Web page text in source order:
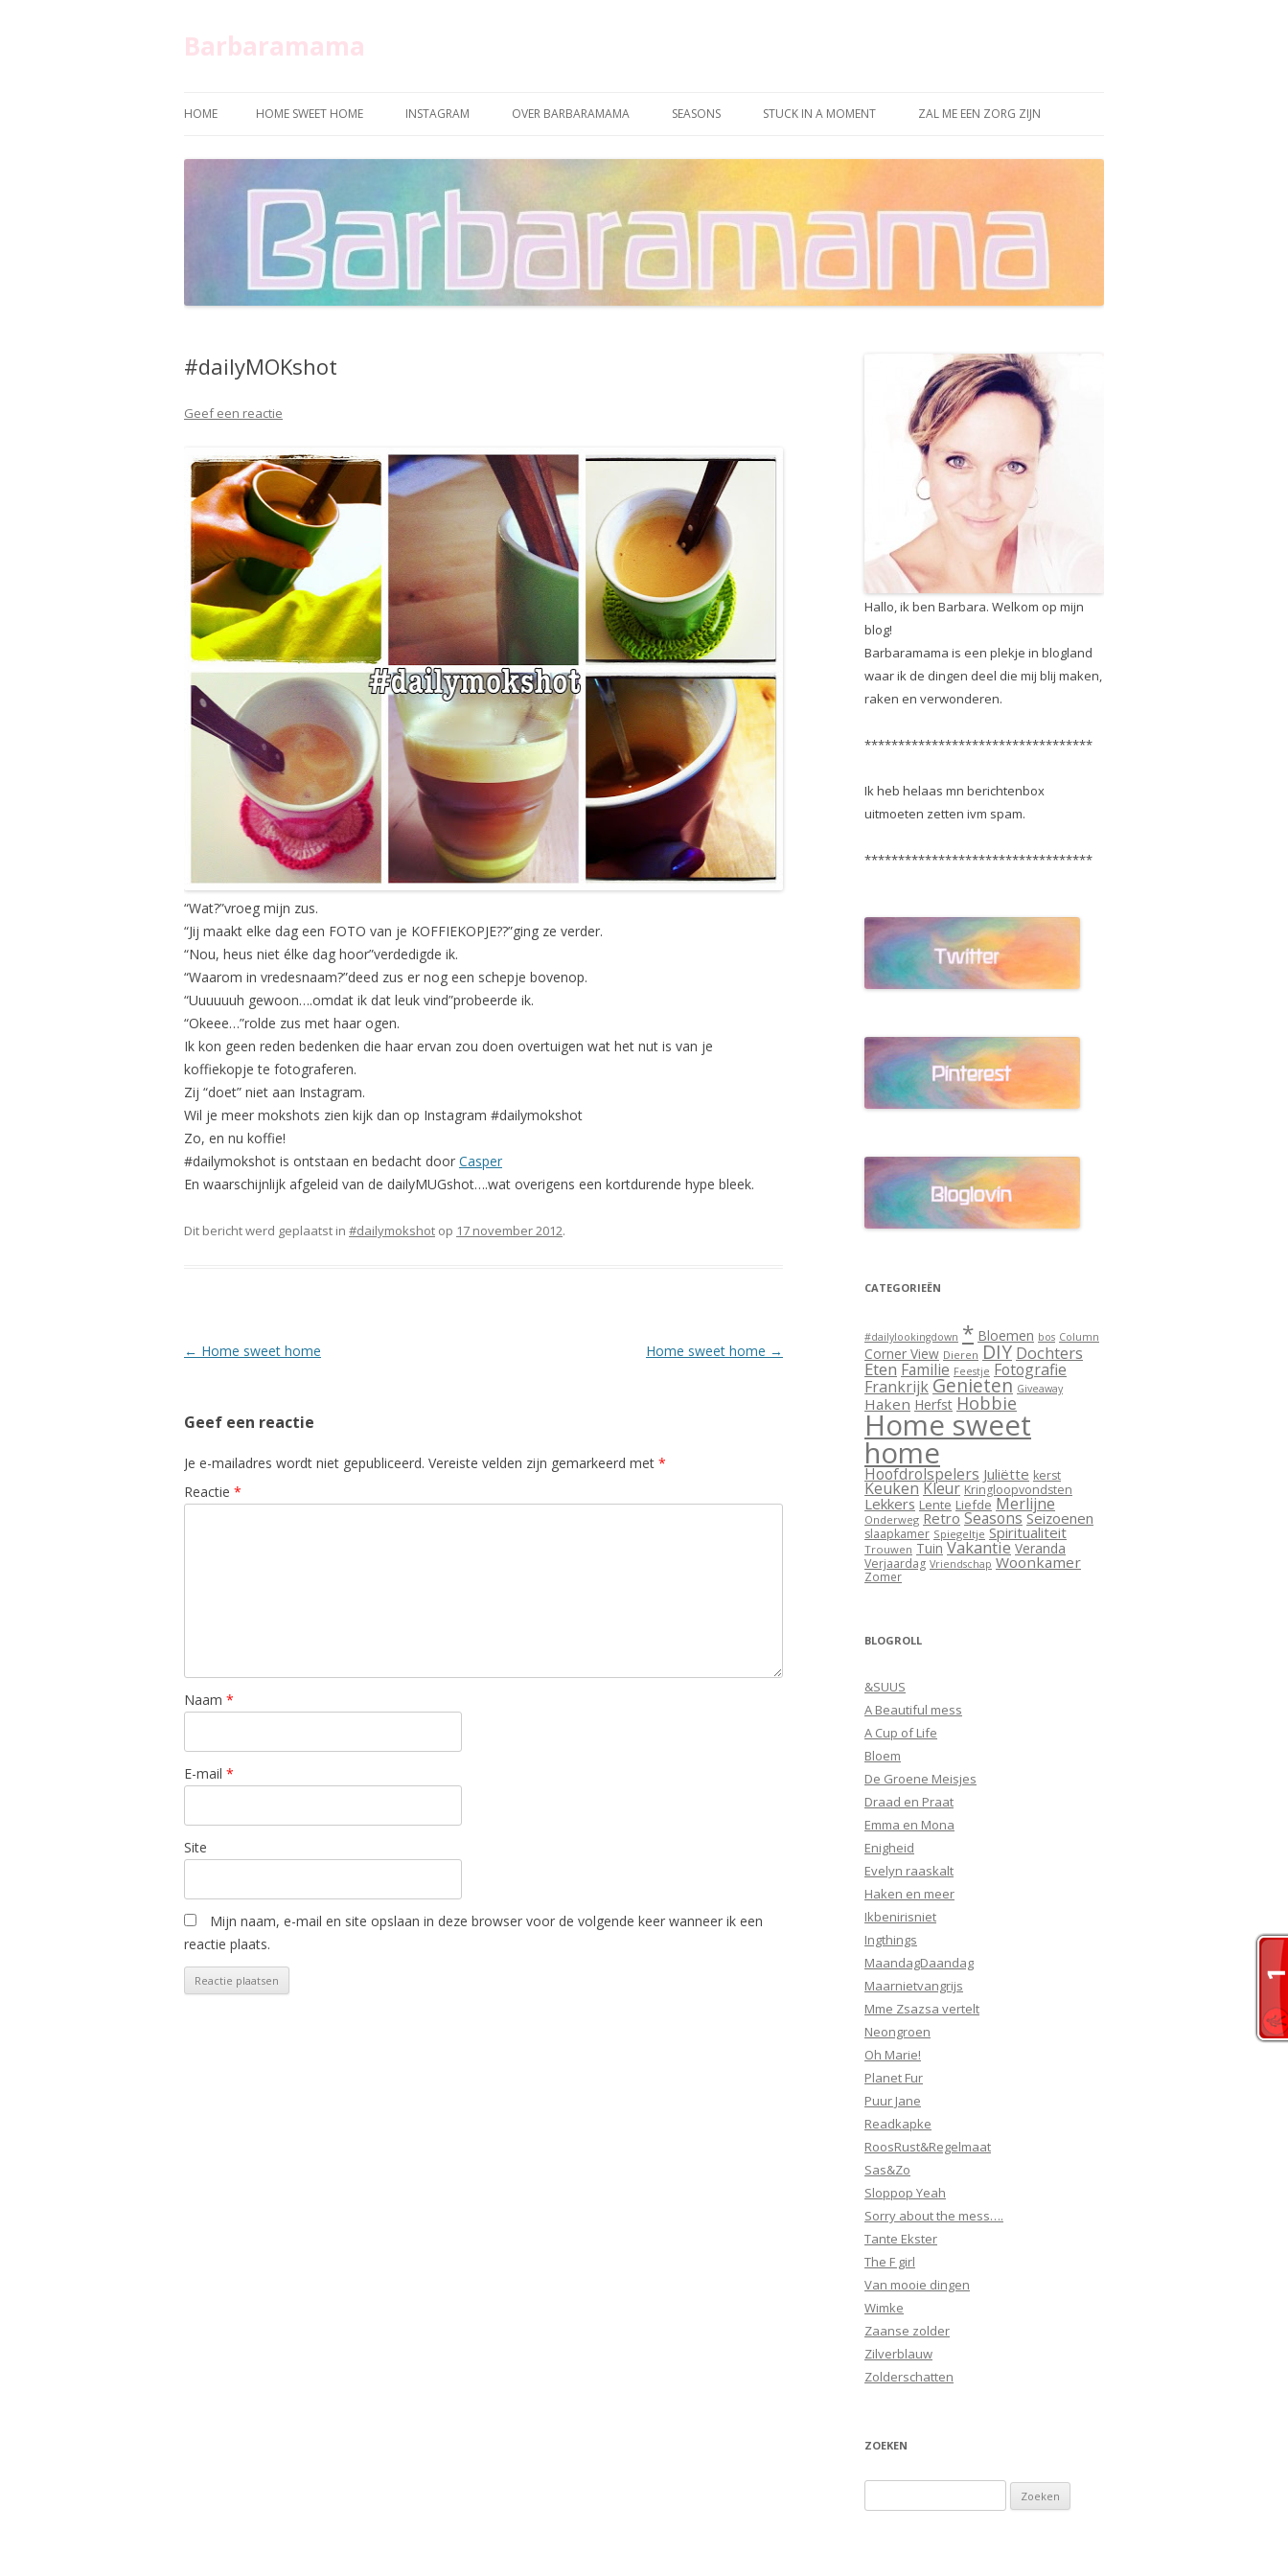
Barbaramama
HOME HOME SWEET HOME INSTAGRAM OVER BARBARAMAMA SEASONS STUCK IN A MOMENT ZAL ME EEN ZORG ZIJN
#dailyMOKshot
Geef een reactie
“Wat?”vroeg mijn zus.
“Jij maakt elke dag een FOTO van je KOFFIEKOPJE??”ging ze verder.
“Nou, heus niet élke dag hoor”verdedigde ik.
“Waarom in vredesnaam?”deed zus er nog een schepje bovenop.
“Uuuuuuh gewoon….omdat ik dat leuk vind”probeerde ik.
“Okeee…”rolde zus met haar ogen.
Ik kon geen reden bedenken die haar ervan zou doen overtuigen wat het nut is van je
koffiekopje te fotograferen.
Zij “doet” niet aan Instagram.
Wil je meer mokshots zien kijk dan op Instagram #dailymokshot
Zo, en nu koffie!
#dailymokshot is ontstaan en bedacht door Casper
En waarschijnlijk afgeleid van de dailyMUGshot….wat overigens een kortdurende hype bleek.
Dit bericht werd geplaatst in #dailymokshot op 17 november 2012.
Berichtnavigatie
← Home sweet home Home sweet home →
Geef een reactie
Je e-mailadres wordt niet gepubliceerd. Vereiste velden zijn gemarkeerd met *
Reactie *
Naam *
E-mail *
Site
Mijn naam, e-mail en site opslaan in deze browser voor de volgende keer wanneer ik een
reactie plaats.
Hallo, ik ben Barbara. Welkom op mijn
blog!
Barbaramama is een plekje in blogland
waar ik de dingen deel die mij blij maken,
raken en verwonderen.
**********************************
Ik heb helaas mn berichtenbox
uitmoeten zetten ivm spam.
**********************************
CATEGORIEËN
#dailylookingdown * Bloemen bos Column
Corner View Dieren DIY Dochters
Eten Familie Feestje Fotografie
Frankrijk Genieten Giveaway
Haken Herfst Hobbie
Home sweet
home
Hoofdrolspelers Juliëtte kerst
KeukenKleur Kringloopvondsten
Lekkers Lente Liefde Merlijne
Onderweg Retro Seasons Seizoenen
slaapkamer Spiegeltje Spiritualiteit
Trouwen Tuin Vakantie Veranda
Verjaardag Vriendschap Woonkamer
Zomer
BLOGROLL
&SUUS
A Beautiful mess
A Cup of Life
Bloem
De Groene Meisjes
Draad en Praat
Emma en Mona
Enigheid
Evelyn raaskalt
Haken en meer
Ikbenirisniet
Ingthings
MaandagDaandag
Maarnietvangrijs
Mme Zsazsa vertelt
Neongroen
Oh Marie!
Planet Fur
Puur Jane
Readkapke
RoosRust&Regelmaat
Sas&Zo
Sloppop Yeah
Sorry about the mess….
Tante Ekster
The F girl
Van mooie dingen
Wimke
Zaanse zolder
Zilverblauw
Zolderschatten
ZOEKEN
naar: